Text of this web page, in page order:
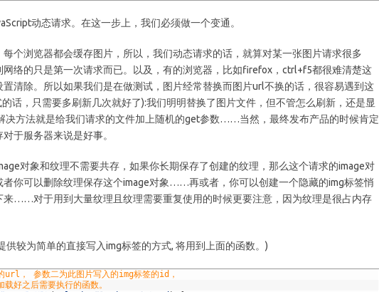
动态请求。在这一步上，我们必须做一个变通。
个浏览器都会缓存图片，所以，我们动态请求的话，就算对某一张图片请求很多
网络的只是第一次请求而已。以及，有的浏览器，比如firefox，ctrl+f5都很难清楚这
清除。所以如果我们是在做测试，图片经常替换而图片url不换的话，很容易遇到这
话，只需要多刷新几次就好了):我们明明替换了图片文件，但不管怎么刷新，还是显
决方法就是给我们请求的文件加上随机的get参数……当然，最终发布产品的时候肯定
于服务器来说是好事。
对象和纹理不需要共存，如果你长期保存了创建的纹理，那么这个请求的image对
者你可以删除纹理保存这个image对象……再或者，你可以创建一个隐藏的img标签悄
来……对于用到大量纹理且纹理需要重复使用的时候更要注意，因为纹理是很占内存
供较为简单的直接写入img标签的方式, 将用到上面的函数。)
url， 参数二为此图片写入的img标签的id，
好之后需要执行的函数。